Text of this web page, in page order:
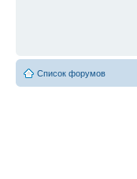
Список форумов